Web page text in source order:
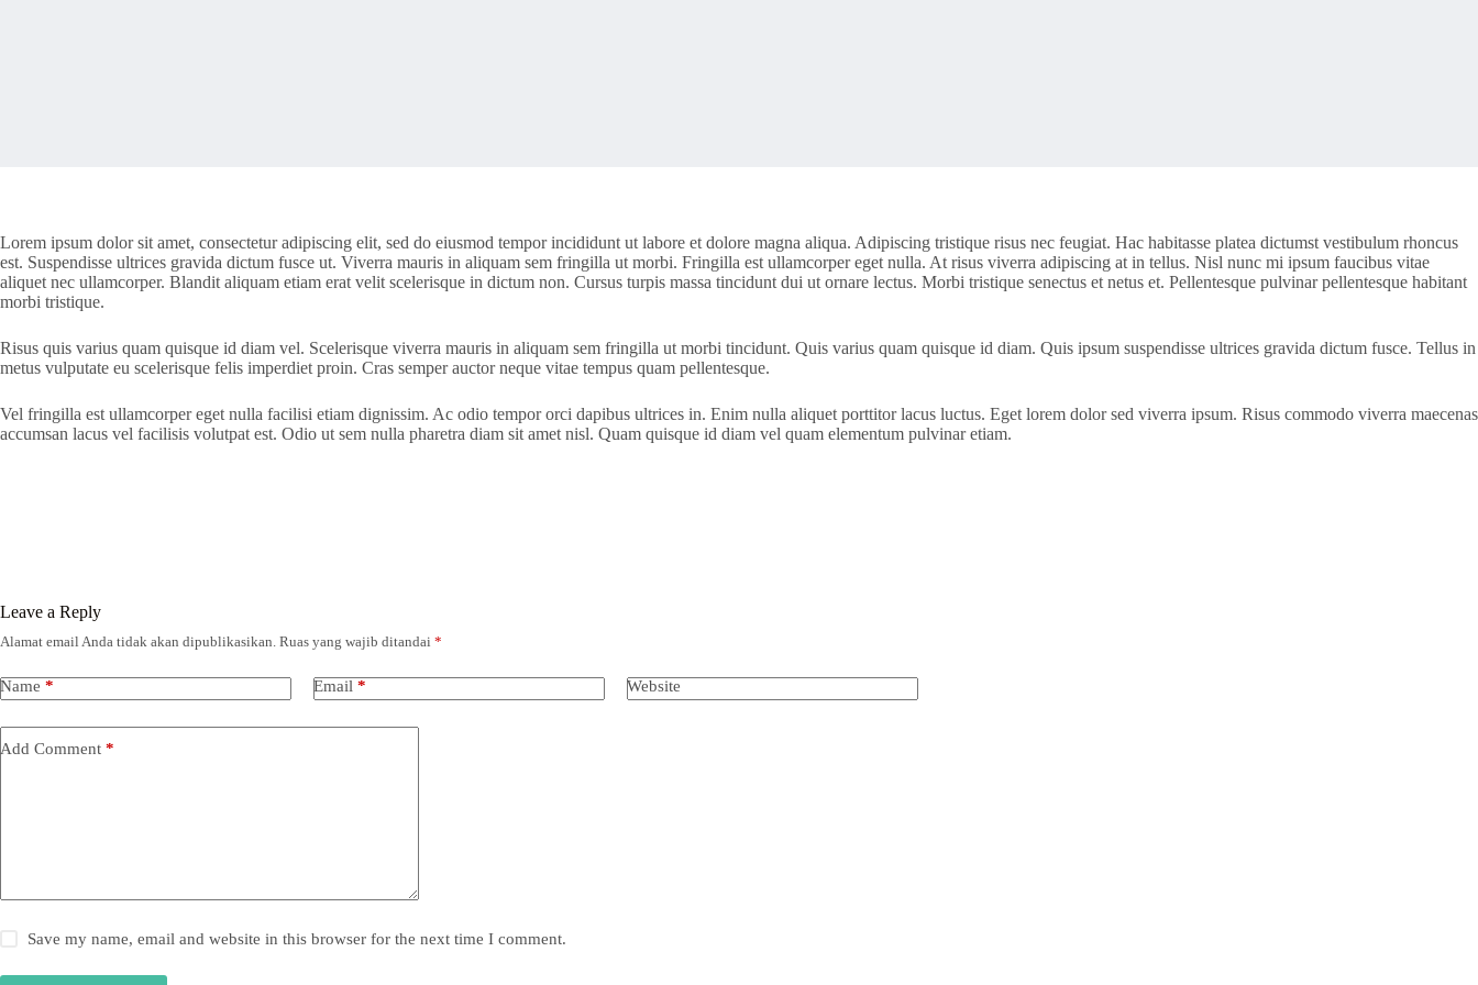
Lorem ipsum dolor sit amet, consectetur adipiscing elit, sed do eiusmod tempor incididunt ut labore et dolore magna aliqua. Adipiscing tristique risus nec feugiat. Hac habitasse platea dictumst vestibulum rhoncus
est. Suspendisse ultrices gravida dictum fusce ut. Viverra mauris in aliquam sem fringilla ut morbi. Fringilla est ullamcorper eget nulla. At risus viverra adipiscing at in tellus. Nisl nunc mi ipsum faucibus vitae
aliquet nec ullamcorper. Blandit aliquam etiam erat velit scelerisque in dictum non. Cursus turpis massa tincidunt dui ut ornare lectus. Morbi tristique senectus et netus et. Pellentesque pulvinar pellentesque habitant
morbi tristique.
Risus quis varius quam quisque id diam vel. Scelerisque viverra mauris in aliquam sem fringilla ut morbi tincidunt. Quis varius quam quisque id diam. Quis ipsum suspendisse ultrices gravida dictum fusce. Tellus in
metus vulputate eu scelerisque felis imperdiet proin. Cras semper auctor neque vitae tempus quam pellentesque.
Vel fringilla est ullamcorper eget nulla facilisi etiam dignissim. Ac odio tempor orci dapibus ultrices in. Enim nulla aliquet porttitor lacus luctus. Eget lorem dolor sed viverra ipsum. Risus commodo viverra maecenas
accumsan lacus vel facilisis volutpat est. Odio ut sem nulla pharetra diam sit amet nisl. Quam quisque id diam vel quam elementum pulvinar etiam.
Leave a Reply
Alamat email Anda tidak akan dipublikasikan. Ruas yang wajib ditandai *
Name * Email * Website
Add Comment *
Save my name, email and website in this browser for the next time I comment.